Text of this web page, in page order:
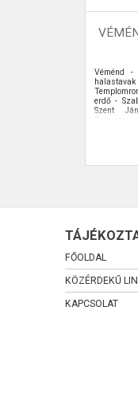
Véménd -
erdő -
Szent
FŐOLDAL
KÖZÉRDEKŰ
KAPCSOLAT